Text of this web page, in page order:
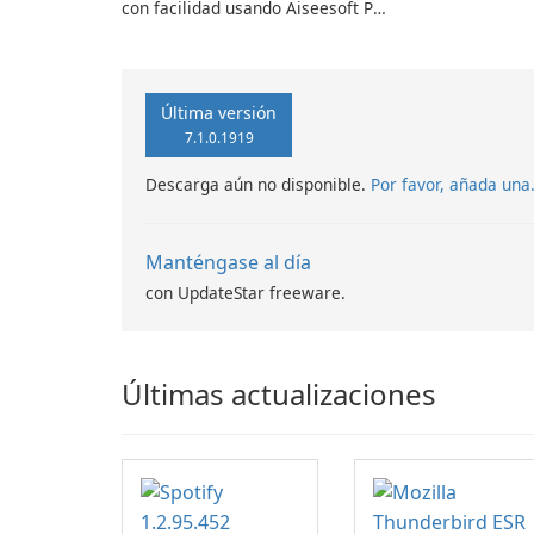
con facilidad usando Aiseesoft PPT
Última versión
7.1.0.1919
Descarga aún no disponible. Por favor, añada una.
Manténgase al día
con UpdateStar freeware.
Últimas actualizaciones